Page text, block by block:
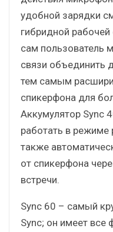
удобной зарядки
гибридной
сам пользователь
связи объединить
тем самым
спикерфона для
Аккумулятор Sync
работать в режиме
также
от спикерфона
встречи.
Sync 60 – самый
Sync; он имеет